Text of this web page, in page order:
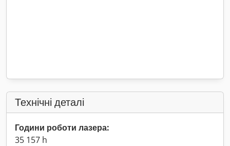
Технічні деталі
Години роботи лазера:
35 157 h